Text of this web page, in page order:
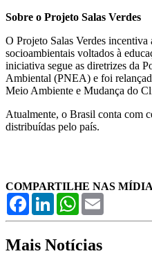
Sobre o Projeto Salas Verdes
O Projeto Salas Verdes incentiva
socioambientais voltados à
iniciativa segue as diretrizes da
Ambiental (PNEA) e foi
Meio Ambiente e Mudança do
Atualmente, o Brasil conta com
distribuídas pelo país.
COMPARTILHE NAS
FacebookLinkedInWhatsApp
Mais Notícias